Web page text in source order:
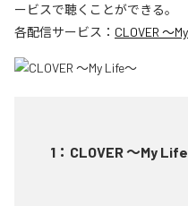
ービスで聴くことができる。
各配信サービス： CLOVER ～
1 ： CLOVER ～My